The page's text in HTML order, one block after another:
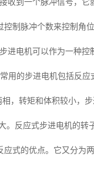
收到一个脉冲信号，它
制脉冲个数来控制角
进电机可以作为一种控
用的步进电机包括反应
，转矩和体积较小，
。反应式步进电机的转
式的优点。它又分为